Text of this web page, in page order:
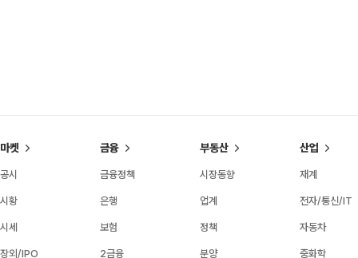
마켓
공시
시황
시세
장외/IPO
금융
금융정책
은행
보험
2금융
부동산
시장동향
업계
정책
분양
산업
재계
전자/통신/IT
자동차
중화학